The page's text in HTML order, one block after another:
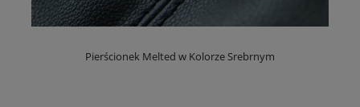
Pierścionek Melted w Kolorze Srebrnym